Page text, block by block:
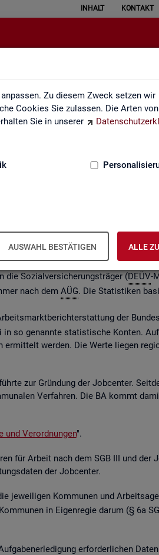
Zu diesem Zweck setzen wir
Cookies Sie zulassen. Die Arten
Sie in unserer
AUSWAHL BESTÄTIGEN ALLE
INHALT KONTAKT
der Agen­tu­ren für Ar­beit und der
die So­zi­al­ver­si­che­rungs­trä­ger (DEÜV-
nach dem AÜG. Die Sta­tis­ti­ken
der
so ge­nann­te sta­tis­ti­sche Kon­ten.
wer­den. Die Werte lie­gen
zur Grün­dung der Job­cen­ter.
Ver­fah­ren. Die BA kommt
und Ver­ord­nun­gen".
Ar­beit nach dem SGB III und der
der Job­cen­ter.
je­wei­li­gen Kom­mu­nen und
in Ei­gen­re­gie darum (§ 6a
er­for­der­li­chen